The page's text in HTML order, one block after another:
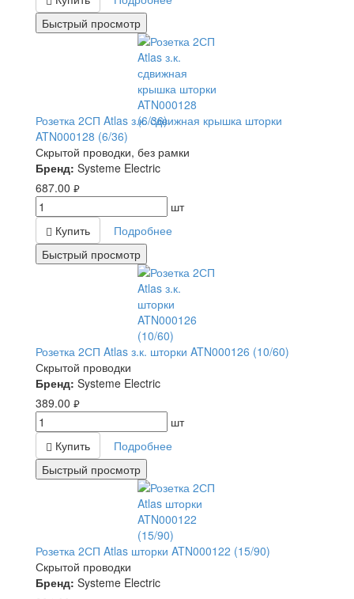
Быстрый просмотр
Розетка 2СП Atlas з.к. сдвижная крышка шторки
ATN000128 (6/36)
Скрытой проводки, без рамки
Бренд: Systeme Electric
687.00 руб.
шт
Купить
Подробнее
Быстрый просмотр
Розетка 2СП Atlas з.к. шторки ATN000126 (10/60)
Скрытой проводки
Бренд: Systeme Electric
389.00 руб.
шт
Купить
Подробнее
Быстрый просмотр
Розетка 2СП Atlas шторки ATN000122 (15/90)
Скрытой проводки
Бренд: Systeme Electric